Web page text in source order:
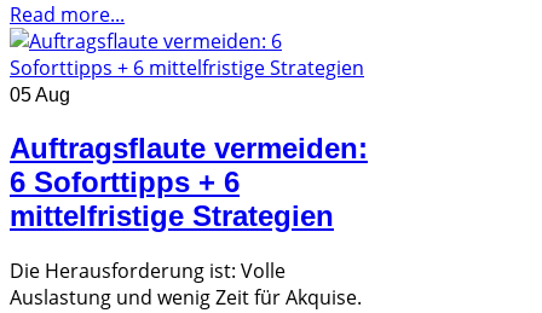
Read more...
05 Aug
Auftragsflaute vermeiden:
6 Soforttipps + 6
mittelfristige Strategien
Die Herausforderung ist: Volle
Auslastung und wenig Zeit für Akquise.